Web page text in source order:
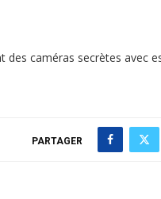
des caméras secrètes avec
PARTAGER